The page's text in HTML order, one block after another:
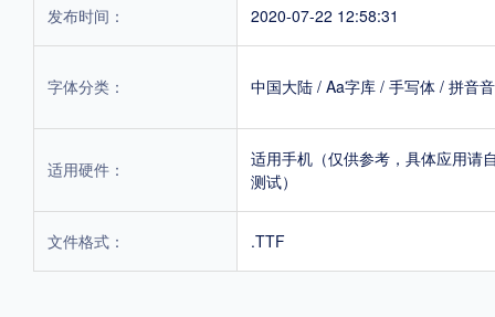
发布时间： 2020-07-22 12:58:31
字体分类： 中国大陆 / Aa字库 / 手写体 / 拼音
适用硬件：
适用手机（仅供参考，具体应用请
测试）
文件格式： .TTF